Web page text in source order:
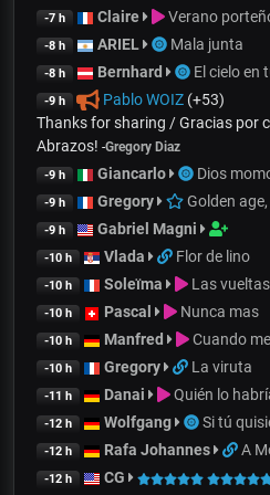
-7 h Claire Verano
-8 h ARIEL Mala junta
-8 h Bernhard El cielo en
-9 h Pablo WOIZ(+53)
Thanks for sharing / Gracias por
Abrazos! -Gregory Diaz
-9 h Giancarlo Dios
-9 h Gregory Golden age,
-9 h Gabriel Magni
-10 h Vlada Flor de lino
-10 h Soleïma Las
-10 h Pascal Nunca mas
-10 h Manfred Cuando
-10 h Gregory La viruta
-11 h Danai Quién lo
-12 h Wolfgang Si tú
-12 h Rafa Johannes A
-12 h CG